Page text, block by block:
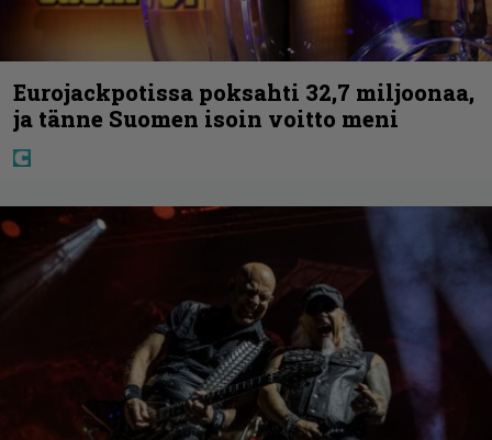
Eurojackpotissa poksahti 32,7 miljoonaa,
ja tänne Suomen isoin voitto meni